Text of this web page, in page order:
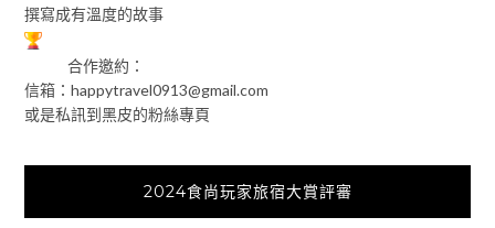
撰寫成有溫度的故事
合作邀約：
信箱：happytravel0913@gmail.com
或是私訊到黑皮的粉絲專頁
2024食尚玩家旅宿大賞評審